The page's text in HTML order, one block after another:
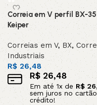
Correia em V perfil BX-35
Keiper
Correias em V, BX,
Industriais
R$ 26,48
R$ 26,48
Em até 1x de R$
sem juros no
crédito!